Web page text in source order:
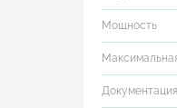
Мощность
Документация